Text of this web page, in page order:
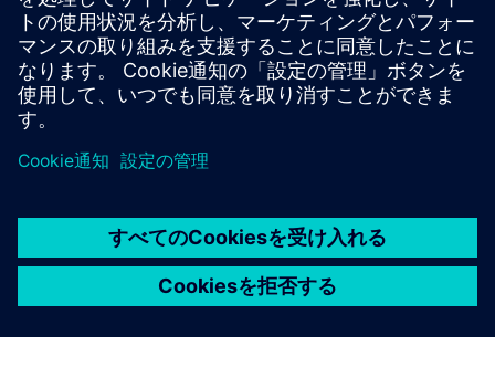
部品生産を加速できます。NX X Manufacturing ソリ
ューションとValue Based Licensing 調べてください。